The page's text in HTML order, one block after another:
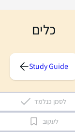
כלים
Study Guide
לסמן כנלמד
לעקוב